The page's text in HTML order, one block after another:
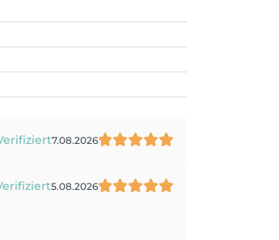
7.08.2026
5.08.2026